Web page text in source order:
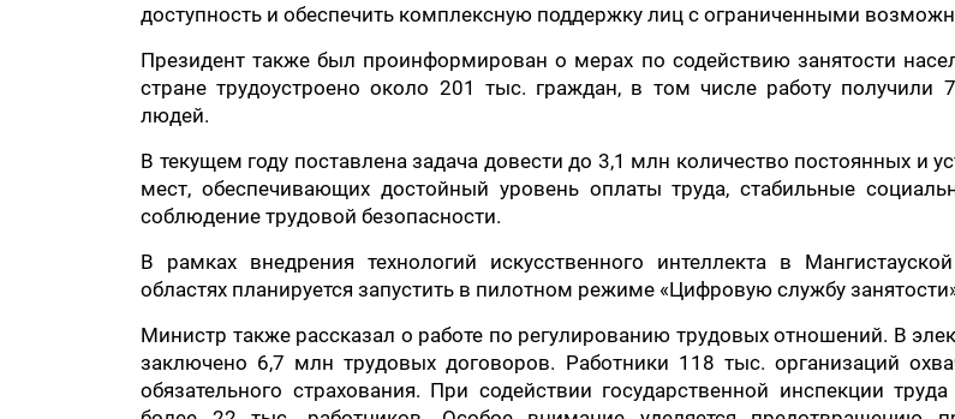
доступность и обеспечить комплексную поддержку лиц с ограниченными
Президент также был проинформирован о мерах по содействию занятости
стране трудоустроено около 201 тыс. граждан, в том числе работу получили
людей.
В текущем году поставлена задача довести до 3,1 млн количество постоянных и
мест, обеспечивающих достойный уровень оплаты труда, стабильные
соблюдение трудовой безопасности.
В рамках внедрения технологий искусственного интеллекта в
областях планируется запустить в пилотном режиме «Цифровую службу
Министр также рассказал о работе по регулированию трудовых отношений. В
заключено 6,7 млн трудовых договоров. Работники 118 тыс. организаций
обязательного страхования. При содействии государственной инспекции